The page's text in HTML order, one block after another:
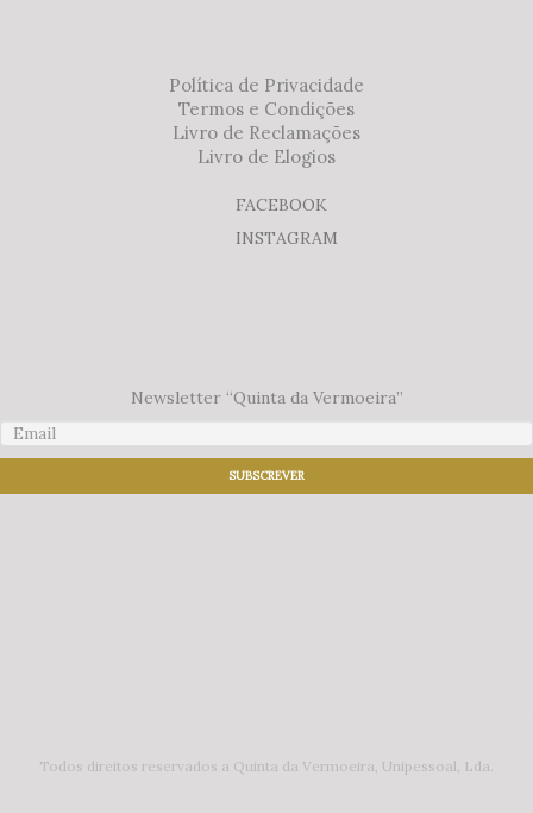
Política de Privacidade
Termos e Condições
Livro de Reclamações
Livro de Elogios
FACEBOOK
INSTAGRAM
Newsletter “Quinta da Vermoeira”
Todos direitos reservados a Quinta da Vermoeira, Unipessoal, Lda.